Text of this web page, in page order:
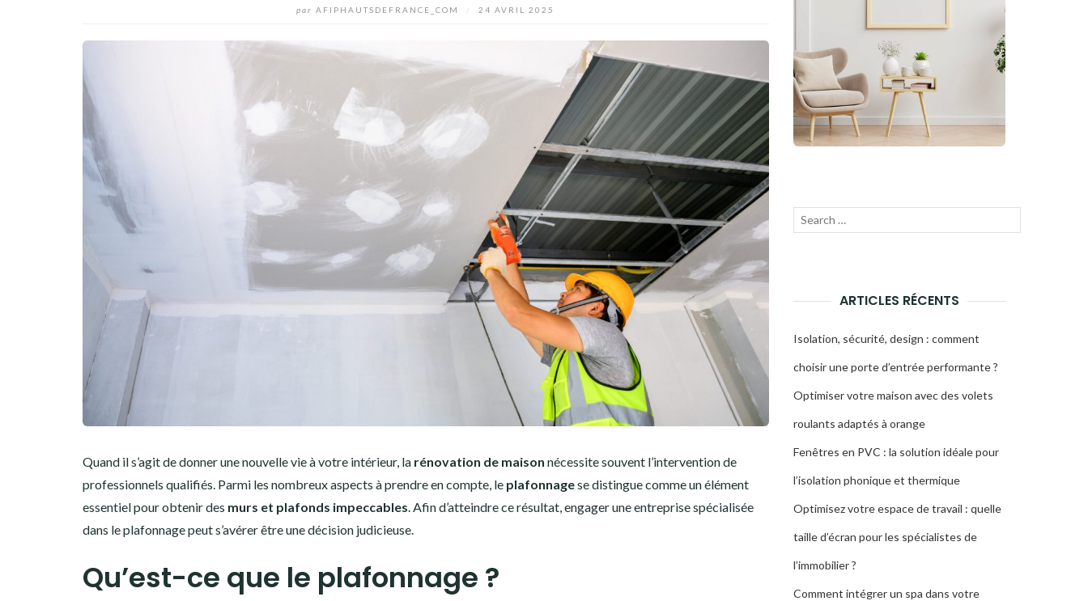
par AFIPHAUTSDEFRANCE_COM 24 AVRIL 2025
Quand il s’agit de donner une nouvelle vie à votre intérieur, la rénovation de maison nécessite souvent l’intervention de
professionnels qualifiés. Parmi les nombreux aspects à prendre en compte, le plafonnagese distingue comme un élément
essentiel pour obtenir des murs et plafonds impeccables. Afin d’atteindre ce résultat, engager une entreprise spécialisée
dans le plafonnage peut s’avérer être une décision judicieuse.
Qu’est-ce que le plafonnage ?
Recherche
ARTICLES RÉCENTS
Isolation, sécurité, design : comment
choisir une porte d’entrée performante ?
Optimiser votre maison avec des volets
roulants adaptés à orange
Fenêtres en PVC : la solution idéale pour
l’isolation phonique et thermique
Optimisez votre espace de travail : quelle
taille d’écran pour les spécialistes de
l’immobilier ?
Comment intégrer un spa dans votre